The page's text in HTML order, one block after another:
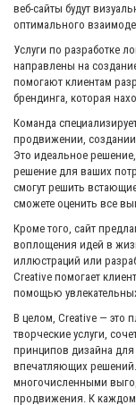
веб-сайты будут
оптимального
Услуги по разработке
направлены на
помогают клиентам
брендинга, которая
Команда
продвижении,
Это идеальное
решение для ваших
смогут решить
сможете оценить все
Кроме того, сайт
воплощения идей в
иллюстраций или
Creative помогает
помощью
В целом, Creative — это
творческие услуги,
принципов дизайна
впечатляющих
многочисленными
продвижения. К